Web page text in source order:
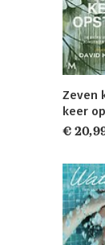
Zeven
keer
€